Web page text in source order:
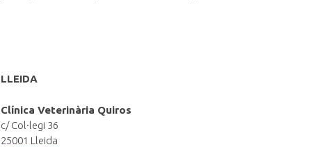
LLEIDA
Clínica Veterinària Quiros
c/ Col·legi 36
25001 Lleida